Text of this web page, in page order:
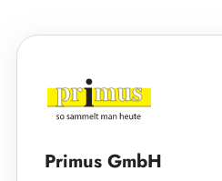
Primus GmbH